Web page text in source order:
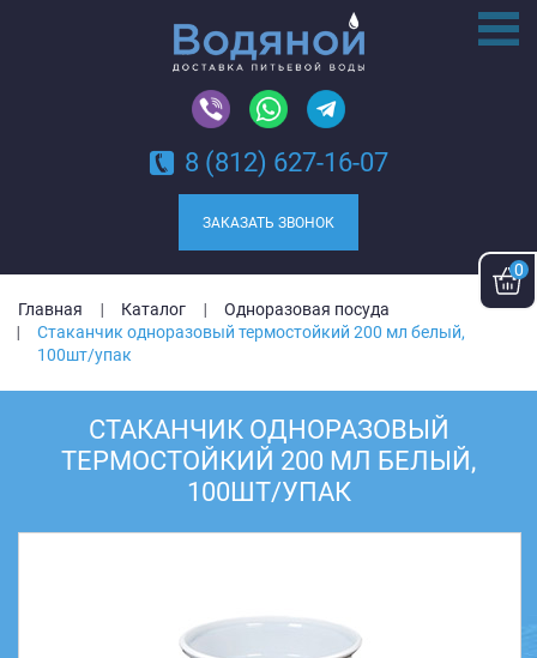
0
8 (812) 627-16-07
ЗАКАЗАТЬ ЗВОНОК
Главная Каталог
Одноразовая посуда
Стаканчик одноразовый термостойкий 200 мл белый,
100шт/упак
СТАКАНЧИК ОДНОРАЗОВЫЙ
ТЕРМОСТОЙКИЙ 200 МЛ БЕЛЫЙ,
100ШТ/УПАК